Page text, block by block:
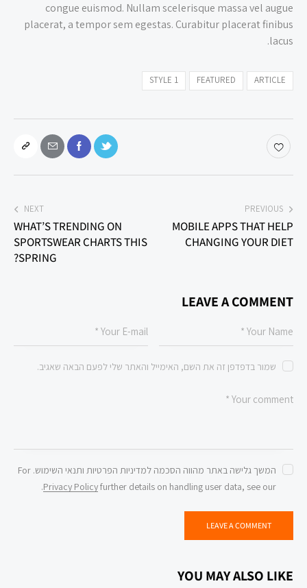
congue euismod. Nullam scelerisque massa vel augue
placerat, a tempor sem egestas. Curabitur placerat finibus
lacus.
ARTICLE
FEATURED
STYLE 1
PREVIOUS
MOBILE APPS THAT HELP
CHANGING YOUR DIET
NEXT
WHAT’S TRENDING ON
SPORTSWEAR CHARTS THIS
SPRING?
LEAVE A COMMENT
שמור בדפדפן זה את השם, האימייל והאתר שלי לפעם הבאה שאגיב.
המשך גלישה באתר מהווה הסכמה למדיניות הפרטיות ותנאי השימוש. For
further details on handling user data, see our
Privacy Policy
.
YOU MAY ALSO LIKE